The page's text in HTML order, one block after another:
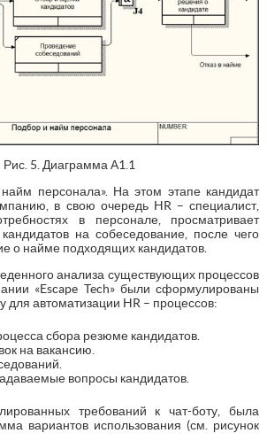
Рис. 5. Диаграмма А1.1
персонала». На этом этапе кандидат
в свою очередь HR – специалист,
в персонале, просматривает
на собеседование, после чего
о найме подходящих кандидатов.
анализа существующих процессов
«Escape Tech» были сформулированы
для автоматизации HR – процессов:
сбора резюме кандидатов.
на вакансию.
вопросы кандидатов.
требований к чат-боту, была
вариантов использования (см. рисунок